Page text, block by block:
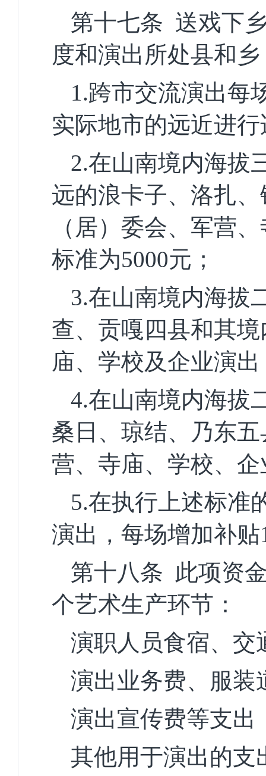
第十七条 送戏下
度和演出所处县和
1.跨市交流演出每
实际地市的远近进
2.在山南境内海拔
远的浪卡子、洛扎
（居）委会、军营
标准为5000元；
3.在山南境内海拔
查、贡嘎四县和其境
庙、学校及企业演
4.在山南境内海拔
桑日、琼结、乃东五
营、寺庙、学校、
5.在执行上述标准
演出，每场增加补贴
第十八条 此项资
个艺术生产环节：
演职人员食宿、交
演出业务费、服装
演出宣传费等支出
其他用于演出的支